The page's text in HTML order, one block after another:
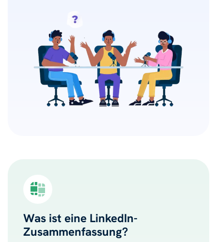
Was ist eine LinkedIn-
Zusammenfassung?